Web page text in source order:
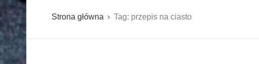
Strona główna Tag: przepis na ciasto